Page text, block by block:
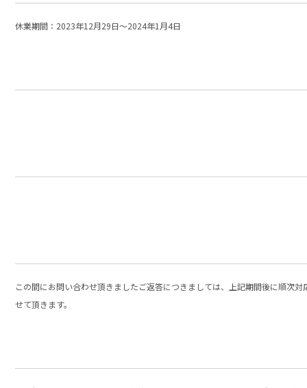
休業期間：2023年12月29日～2024年1月4日
この間にお問い合わせ頂きましたご返答につきましては、上記期間後に順次対
せて頂きます。